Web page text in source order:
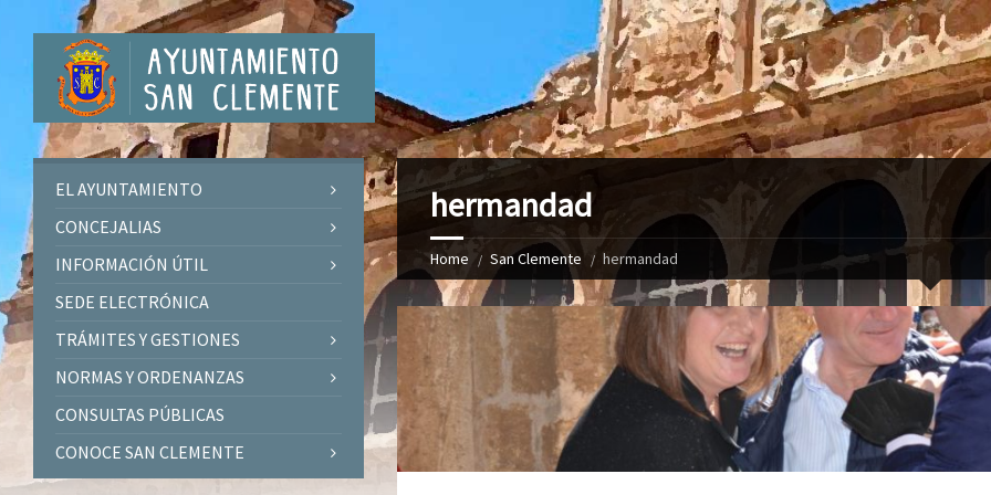
hermandad
Home San Clemente hermandad
EL AYUNTAMIENTO
CONCEJALIAS
INFORMACIÓN ÚTIL
SEDE ELECTRÓNICA
TRÁMITES Y GESTIONES
NORMAS Y ORDENANZAS
CONSULTAS PÚBLICAS
CONOCE SAN CLEMENTE